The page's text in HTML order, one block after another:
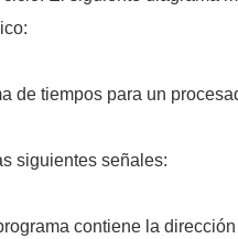
de tiempos para un
siguientes señales:
contiene la